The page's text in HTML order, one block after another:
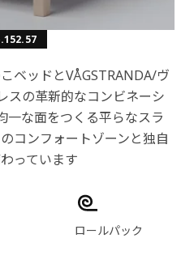
ベッドとVÅGSTRANDA/ヴ
スの革新的なコンビネーシ
一な面をつくる平らなスラ
コンフォートゾーンと独自
っています
ロールパック